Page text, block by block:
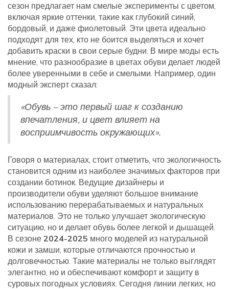
сезон предлагает нам смелые эксперименты с цветом,
включая яркие оттенки, такие как глубокий синий,
бордовый, и даже фиолетовый. Эти цвета идеально
подходят для тех, кто не боится выделяться и хочет
добавить краски в свои серые будни. В мире моды есть
мнение, что разнообразие в цветах обуви делает людей
более уверенными в себе и смелыми. Например, один
модный эксперт сказал:
«Обувь – это первый шаг к созданию
впечатления, и цвет влияет на
восприимчивость окружающих».
Говоря о материалах, стоит отметить, что экологичность
становится одним из наиболее значимых факторов при
создании ботинок. Ведущие дизайнеры и
производители обуви уделяют большое внимание
использованию перерабатываемых и натуральных
материалов. Это не только улучшает экологическую
ситуацию, но и делает обувь более легкой и дышащей.
В сезоне 2024-2025 много моделей из натуральной
кожи и замши, которые отличаются прочностью и
долговечностью. Такие материалы не только выглядят
элегантно, но и обеспечивают комфорт и защиту в
суровых погодных условиях. Сегодня линии легких, но